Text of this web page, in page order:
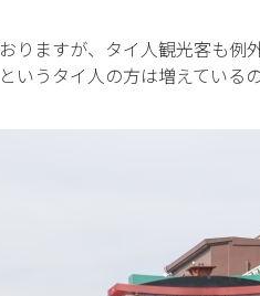
りますが、タイ人観光客も例
うタイ人の方は増えている